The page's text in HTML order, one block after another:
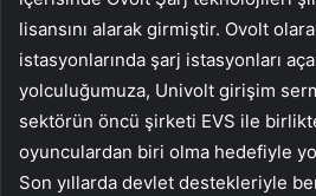
lisansını alarak girmiştir. Ovolt
istasyonlarında şarj istasyonları
yolculuğumuza, Univolt girişim
sektörün öncü şirketi EVS ile
oyunculardan biri olma hedefiyle
Son yıllarda devlet destekleriyle